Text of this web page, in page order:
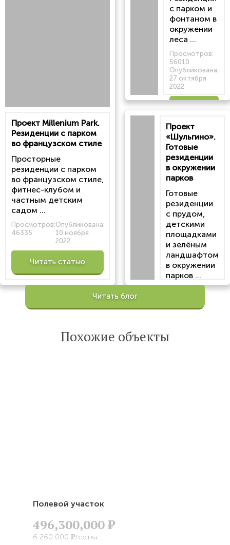
Проект Millenium Park.
Резиденции с парком
во французском стиле
Просторные
резиденции с парком
во французском стиле,
фитнес-клубом и
частным детским
садом ...
Просмотров:
46335
Опубликована:
10 ноября
2022
Читать статью
с парком и
фонтаном в
окружении
леса ...
Просмотров:
56010
Опубликована:
27 октября
2022
статью
Проект
«Шульгино».
Готовые
резиденции
в окружении
парков
Готовые
резиденции
с прудом,
детскими
площадками
и зелёным
ландшафтом
в окружении
парков ...
Просмотров:
Опубликована:
Читать блог
Похожие объекты
Полевой участок
496,300,000Р
6 260 000 Р/сотка